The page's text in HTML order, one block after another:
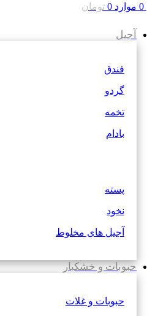
0 موارد 0 تومان
آجیل
فندق
گردو
تخمه
بادام
پسته
نخود
آجیل های مخلوط
حبوبات و خشکبار
حبوبات و غلات